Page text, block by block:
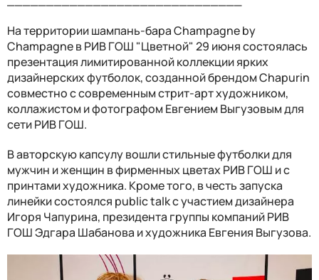
На территории шампань-бара Champagne by
Champagne в РИВ ГОШ "Цветной" 29 июня состоялась
презентация лимитированной коллекции ярких
дизайнерских футболок, созданной брендом Chapurin
совместно с современным стрит-арт художником,
коллажистом и фотографом Евгением Выгузовым для
сети РИВ ГОШ.
В авторскую капсулу вошли стильные футболки для
мужчин и женщин в фирменных цветах РИВ ГОШ и с
принтами художника. Кроме того, в честь запуска
линейки состоялся public talk c участием дизайнера
Игоря Чапурина, президента группы компаний РИВ
ГОШ Эдгара Шабанова и художника Евгения Выгузова.